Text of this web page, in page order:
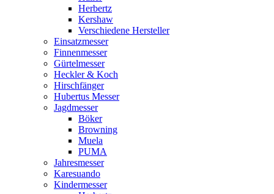
Herbertz
Kershaw
Verschiedene Hersteller
Einsatzmesser
Finnenmesser
Gürtelmesser
Heckler & Koch
Hirschfänger
Hubertus Messer
Jagdmesser
Böker
Browning
Muela
PUMA
Jahresmesser
Karesuando
Kindermesser